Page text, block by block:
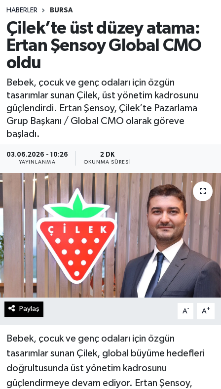
HABERLER BURSA
Çilek’te üst düzey atama:
Ertan Şensoy Global CMO
oldu
Bebek, çocuk ve genç odaları için özgün
tasarımlar sunan Çilek, üst yönetim kadrosunu
güçlendirdi. Ertan Şensoy, Çilek’te Pazarlama
Grup Başkanı / Global CMO olarak göreve
başladı.
03.06.2026 - 10:26
YAYINLANMA
2 DK
OKUNMA SÜRESI
Paylaş A- A+
Bebek, çocuk ve genç odaları için özgün
tasarımlar sunan Çilek, global büyüme hedefleri
doğrultusunda üst yönetim kadrosunu
güçlendirmeye devam ediyor. Ertan Şensoy,
Spor
Teknoloji
Yaşam